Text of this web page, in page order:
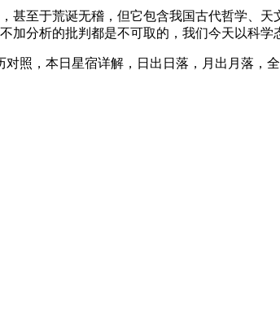
甚至于荒诞无稽，但它包含我国古代哲学、
加分析的批判都是不可取的，我们今天以科
照，本日星宿详解，日出日落，月出月落，